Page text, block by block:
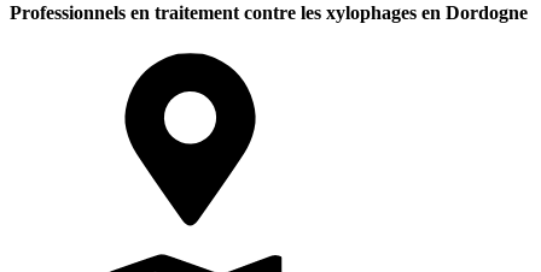
Professionnels en traitement contre les xylophages en Dordogne